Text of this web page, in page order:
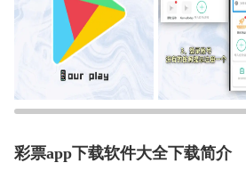
彩票app下载软件大全下载简介